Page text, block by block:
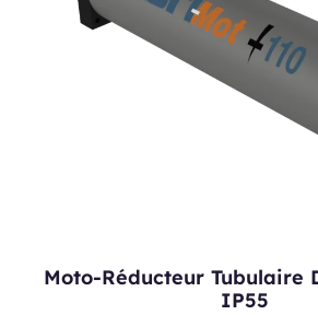
Moto-Réducteur Tubulaire
IP55